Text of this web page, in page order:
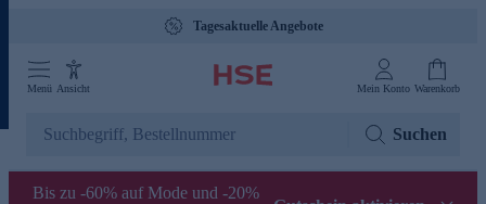
Tagesaktuelle Angebote
Menü Ansicht Mein Konto Warenkorb
Suchen
Bis zu -60% auf Mode und -20%